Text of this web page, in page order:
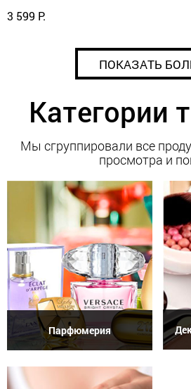
3 599 Р.
ПОКАЗАТЬ
Категории
Мы сгруппировали все
просмотра и
Парфюмерия